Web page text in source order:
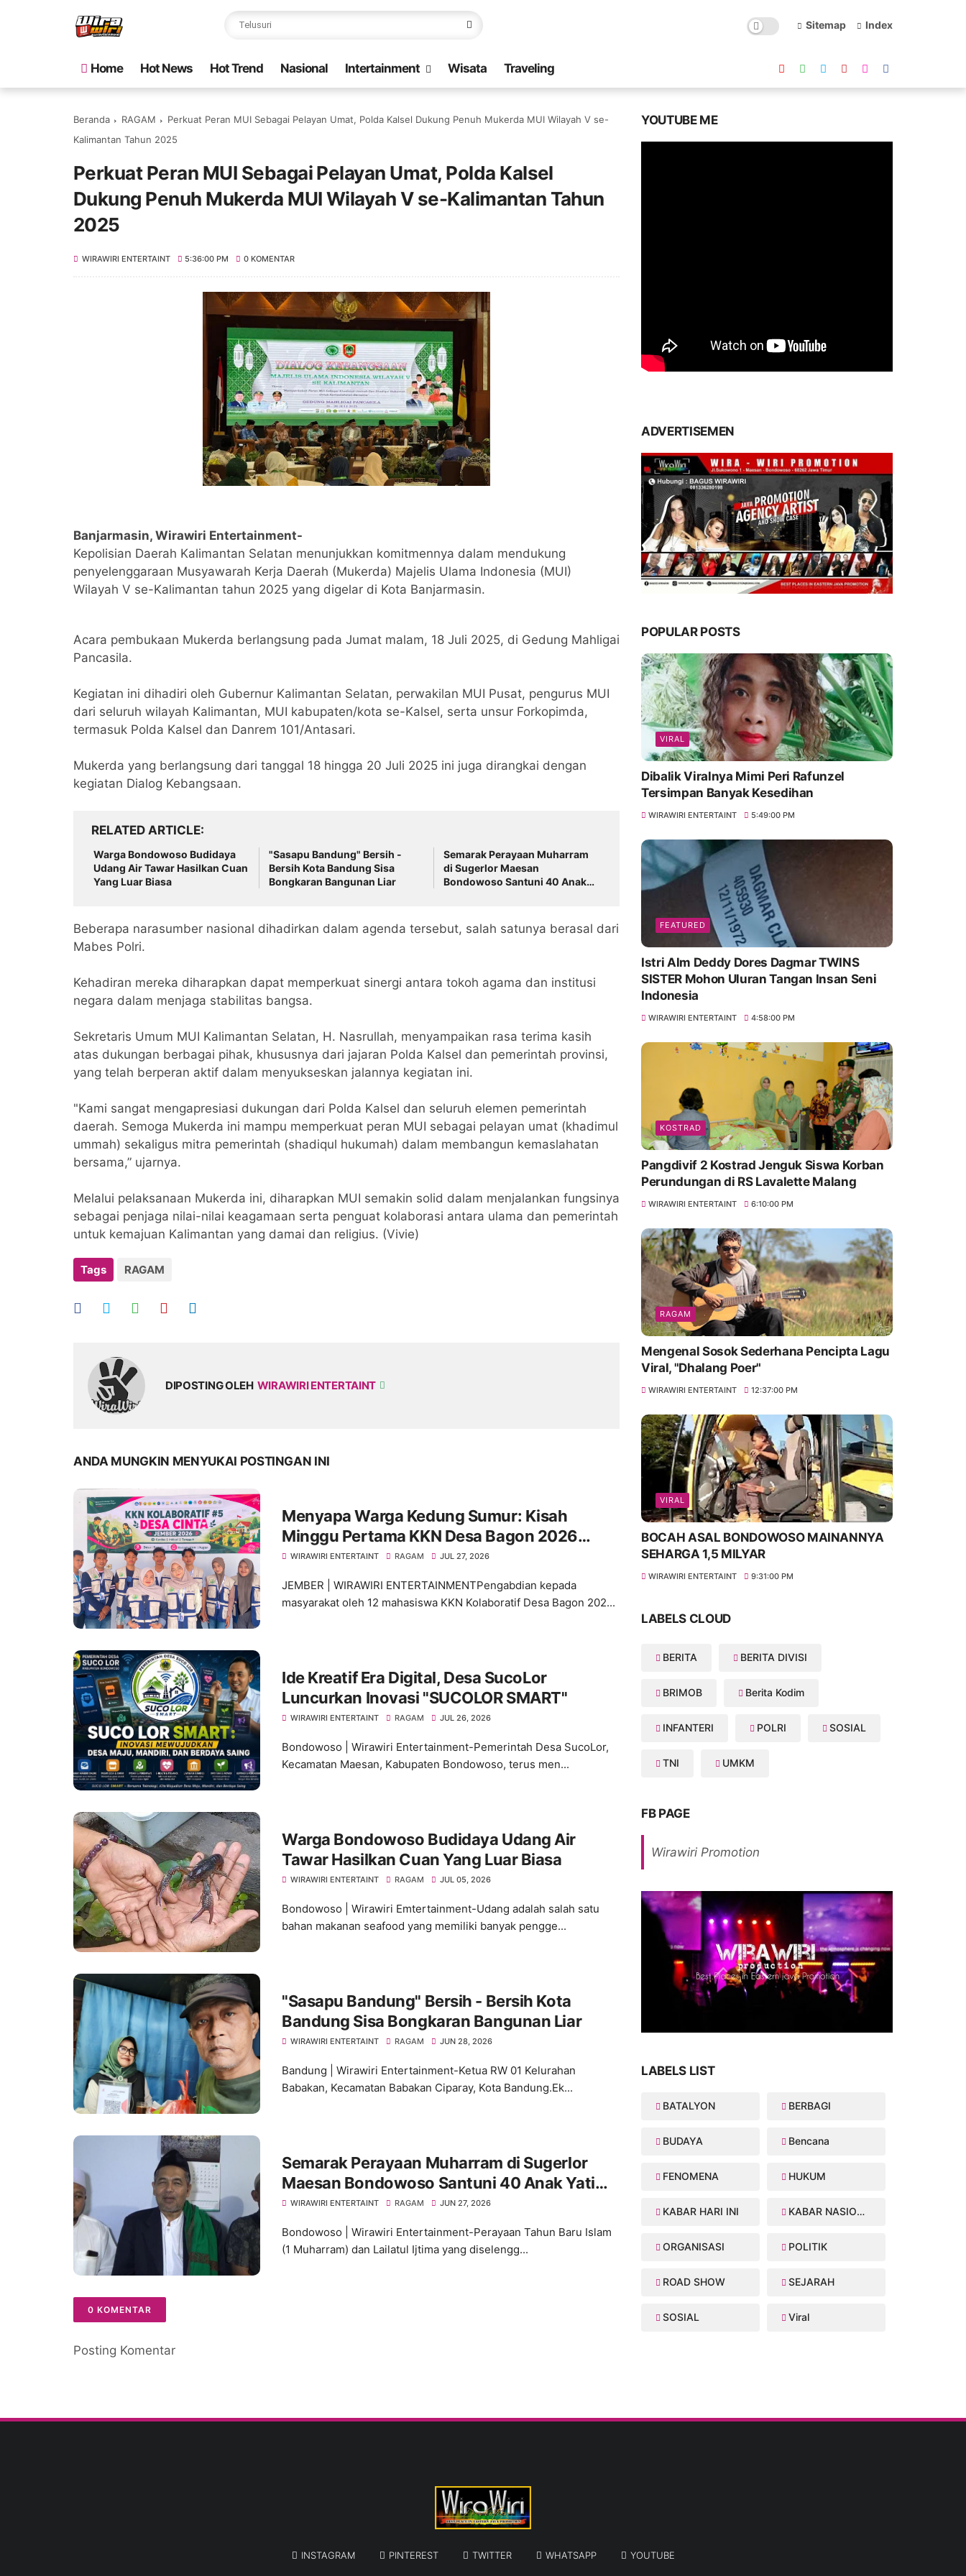
Sitemap Index
Home Hot News Hot Trend Nasional Intertainment Wisata Traveling
Beranda RAGAM
Perkuat Peran MUI Sebagai Pelayan Umat, Polda Kalsel Dukung Penuh Mukerda MUI Wilayah V se-
Kalimantan Tahun 2025
Perkuat Peran MUI Sebagai Pelayan Umat, Polda Kalsel
Dukung Penuh Mukerda MUI Wilayah V se-Kalimantan Tahun
2025
WIRAWIRI ENTERTAINT 5:36:00 PM 0 KOMENTAR
Banjarmasin, Wirawiri Entertainment-
Kepolisian Daerah Kalimantan Selatan menunjukkan komitmennya dalam mendukung
penyelenggaraan Musyawarah Kerja Daerah (Mukerda) Majelis Ulama Indonesia (MUI)
Wilayah V se-Kalimantan tahun 2025 yang digelar di Kota Banjarmasin.
Acara pembukaan Mukerda berlangsung pada Jumat malam, 18 Juli 2025, di Gedung Mahligai
Pancasila.
Kegiatan ini dihadiri oleh Gubernur Kalimantan Selatan, perwakilan MUI Pusat, pengurus MUI
dari seluruh wilayah Kalimantan, MUI kabupaten/kota se-Kalsel, serta unsur Forkopimda,
termasuk Polda Kalsel dan Danrem 101/Antasari.
Mukerda yang berlangsung dari tanggal 18 hingga 20 Juli 2025 ini juga dirangkai dengan
kegiatan Dialog Kebangsaan.
RELATED ARTICLE
Warga Bondowoso Budidaya
Udang Air Tawar Hasilkan Cuan
Yang Luar Biasa
"Sasapu Bandung" Bersih -
Bersih Kota Bandung Sisa
Bongkaran Bangunan Liar
Semarak Perayaan Muharram
di Sugerlor Maesan
Bondowoso Santuni 40 Anak
Beberapa narasumber nasional dihadirkan dalam agenda tersebut, salah satunya berasal dari
Mabes Polri.
Kehadiran mereka diharapkan dapat memperkuat sinergi antara tokoh agama dan institusi
negara dalam menjaga stabilitas bangsa.
Sekretaris Umum MUI Kalimantan Selatan, H. Nasrullah, menyampaikan rasa terima kasih
atas dukungan berbagai pihak, khususnya dari jajaran Polda Kalsel dan pemerintah provinsi,
yang telah berperan aktif dalam menyukseskan jalannya kegiatan ini.
"Kami sangat mengapresiasi dukungan dari Polda Kalsel dan seluruh elemen pemerintah
daerah. Semoga Mukerda ini mampu memperkuat peran MUI sebagai pelayan umat (khadimul
ummah) sekaligus mitra pemerintah (shadiqul hukumah) dalam membangun kemaslahatan
bersama,” ujarnya.
Melalui pelaksanaan Mukerda ini, diharapkan MUI semakin solid dalam menjalankan fungsinya
sebagai penjaga nilai-nilai keagamaan serta penguat kolaborasi antara ulama dan pemerintah
untuk kemajuan Kalimantan yang damai dan religius. (Vivie)
Tags RAGAM
DIPOSTING OLEH WIRAWIRI ENTERTAINT
ANDA MUNGKIN MENYUKAI POSTINGAN INI
Menyapa Warga Kedung Sumur: Kisah
Minggu Pertama KKN Desa Bagon 2026
dalam Verval Data Desil 2
WIRAWIRI ENTERTAINT RAGAM JUL 27, 2026
JEMBER | WIRAWIRI ENTERTAINMENTPengabdian kepada
masyarakat oleh 12 mahasiswa KKN Kolaboratif Desa Bagon 202...
Ide Kreatif Era Digital, Desa SucoLor
Luncurkan Inovasi "SUCOLOR SMART"
WIRAWIRI ENTERTAINT RAGAM JUL 26, 2026
Bondowoso | Wirawiri Entertainment-Pemerintah Desa SucoLor,
Kecamatan Maesan, Kabupaten Bondowoso, terus men...
Warga Bondowoso Budidaya Udang Air
Tawar Hasilkan Cuan Yang Luar Biasa
WIRAWIRI ENTERTAINT RAGAM JUL 05, 2026
Bondowoso | Wirawiri Emtertainment-Udang adalah salah satu
bahan makanan seafood yang memiliki banyak pengge...
"Sasapu Bandung" Bersih - Bersih Kota
Bandung Sisa Bongkaran Bangunan Liar
WIRAWIRI ENTERTAINT RAGAM JUN 28, 2026
Bandung | Wirawiri Entertainment-‎Ketua RW 01 Kelurahan
Babakan, Kecamatan Babakan Ciparay, Kota Bandung.‎Ek...
Semarak Perayaan Muharram di Sugerlor
Maesan Bondowoso Santuni 40 Anak Yatim
Piatu
WIRAWIRI ENTERTAINT RAGAM JUN 27, 2026
Bondowoso | Wirawiri Entertainment-Perayaan Tahun Baru Islam
(1 Muharram) dan Lailatul Ijtima yang diselengg...
0 KOMENTAR
Posting Komentar
YOUTUBE ME
ADVERTISEMEN
POPULAR POSTS
VIRAL
Dibalik Viralnya Mimi Peri Rafunzel
Tersimpan Banyak Kesedihan
WIRAWIRI ENTERTAINT 5:49:00 PM
FEATURED
Istri Alm Deddy Dores Dagmar TWINS
SISTER Mohon Uluran Tangan Insan Seni
Indonesia
WIRAWIRI ENTERTAINT 4:58:00 PM
KOSTRAD
Pangdivif 2 Kostrad Jenguk Siswa Korban
Perundungan di RS Lavalette Malang
WIRAWIRI ENTERTAINT 6:10:00 PM
RAGAM
Mengenal Sosok Sederhana Pencipta Lagu
Viral, "Dhalang Poer"
WIRAWIRI ENTERTAINT 12:37:00 PM
VIRAL
BOCAH ASAL BONDOWOSO MAINANNYA
SEHARGA 1,5 MILYAR
WIRAWIRI ENTERTAINT 9:31:00 PM
LABELS CLOUD
BERITA BERITA DIVISI
BRIMOB Berita Kodim
INFANTERI POLRI SOSIAL
TNI UMKM
FB PAGE
Wirawiri Promotion
LABELS LIST
BATALYON BERBAGI
BUDAYA Bencana
FENOMENA HUKUM
KABAR HARI INI KABAR NASIONAL
ORGANISASI POLITIK
ROAD SHOW SEJARAH
SOSIAL Viral
INSTAGRAM PINTEREST TWITTER WHATSAPP YOUTUBE